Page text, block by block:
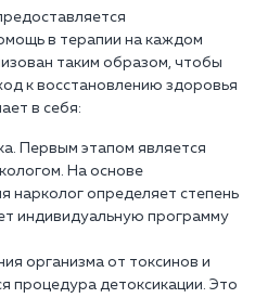
в терапии на каждом
таким образом, чтобы
к восстановлению здоровья
в себя:
Первым этапом является
На основе
нарколог определяет степень
индивидуальную программу
организма от токсинов и
процедура детоксикации. Это